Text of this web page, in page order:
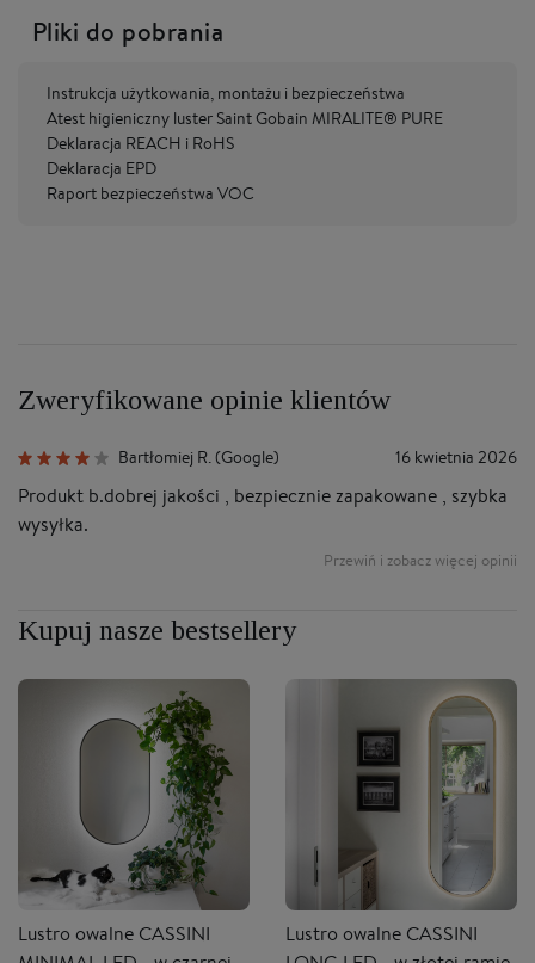
Pliki do pobrania
Instrukcja użytkowania, montażu i bezpieczeństwa
Atest higieniczny luster Saint Gobain MIRALITE® PURE
Deklaracja REACH i RoHS
Deklaracja EPD
Raport bezpieczeństwa VOC
Zweryfikowane opinie klientów
Bartłomiej R. (Google) 16 kwietnia 2026
Produkt b.dobrej jakości , bezpiecznie zapakowane , szybka
wysyłka.
Przewiń i zobacz więcej opinii
Kupuj nasze bestsellery
Lustro owalne CASSINI
Lustro owalne CASSINI